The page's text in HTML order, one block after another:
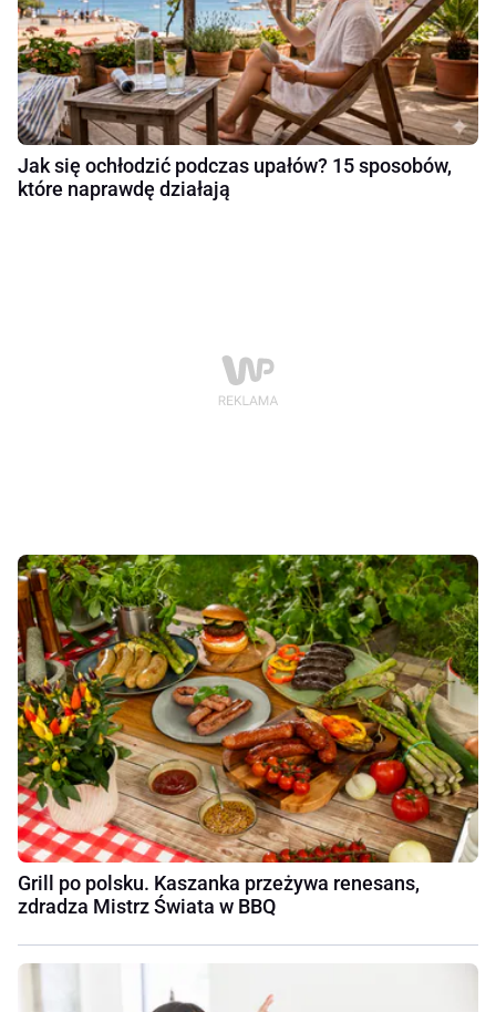
Jak się ochłodzić podczas upałów? 15 sposobów,
które naprawdę działają
Grill po polsku. Kaszanka przeżywa renesans,
zdradza Mistrz Świata w BBQ